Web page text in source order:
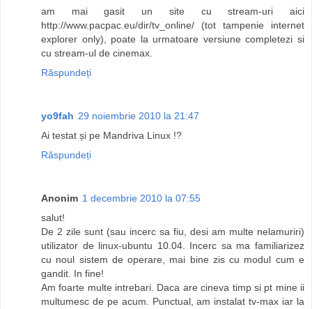
am mai gasit un site cu stream-uri aici
http://www.pacpac.eu/dir/tv_online/ (tot tampenie internet
explorer only), poate la urmatoare versiune completezi si
cu stream-ul de cinemax.
Răspundeți
yo9fah 29 noiembrie 2010 la 21:47
Ai testat și pe Mandriva Linux !?
Răspundeți
Anonim 1 decembrie 2010 la 07:55
salut!
De 2 zile sunt (sau incerc sa fiu, desi am multe nelamuriri)
utilizator de linux-ubuntu 10.04. Incerc sa ma familiarizez
cu noul sistem de operare, mai bine zis cu modul cum e
gandit. In fine!
Am foarte multe intrebari. Daca are cineva timp si pt mine ii
multumesc de pe acum. Punctual, am instalat tv-max iar la